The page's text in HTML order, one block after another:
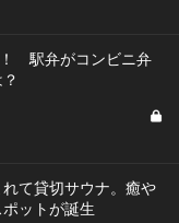
駅弁がコンビニ弁
て貸切サウナ。癒や
ットが誕生